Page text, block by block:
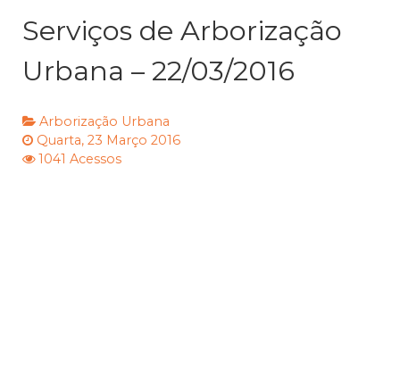
Serviços de Arborização
Urbana – 22/03/2016
Arborização Urbana
Quarta, 23 Março 2016
1041 Acessos